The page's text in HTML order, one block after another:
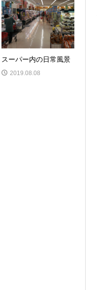
スーパー内の日常風景
2019.08.08